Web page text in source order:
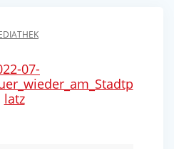
07-
latz